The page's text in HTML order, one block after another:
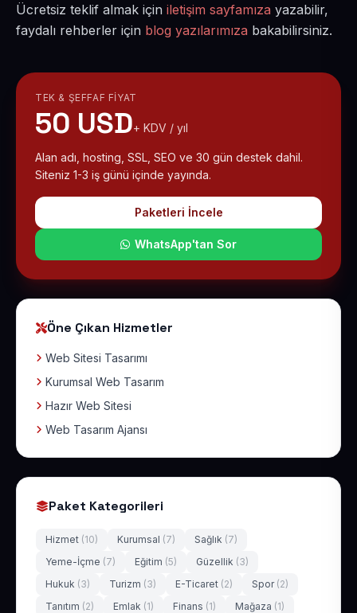
Ücretsiz teklif almak için iletişim sayfamıza yazabilir,
faydalı rehberler için blog yazılarımıza bakabilirsiniz.
TEK & ŞEFFAF FIYAT
50 USD+ KDV / yıl
Alan adı, hosting, SSL, SEO ve 30 gün destek dahil.
Siteniz 1-3 iş günü içinde yayında.
Paketleri İncele
WhatsApp'tan Sor
Öne Çıkan Hizmetler
Web Sitesi Tasarımı
Kurumsal Web Tasarım
Hazır Web Sitesi
Web Tasarım Ajansı
Paket Kategorileri
Hizmet (10) Kurumsal (7) Sağlık (7)
Yeme-İçme (7) Eğitim (5) Güzellik (3)
Hukuk (3) Turizm (3) E-Ticaret (2) Spor (2)
Tanıtım (2) Emlak (1) Finans (1) Mağaza (1)